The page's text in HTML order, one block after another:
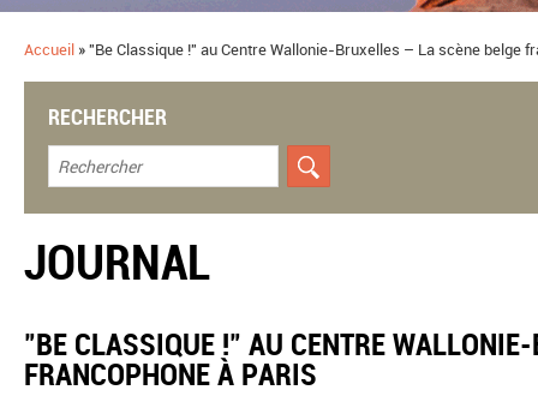
Accueil »"Be Classique !" au Centre Wallonie-Bruxelles – La scène belge
RECHERCHER
JOURNAL
"BE CLASSIQUE !" AU CENTRE
FRANCOPHONE À PARIS